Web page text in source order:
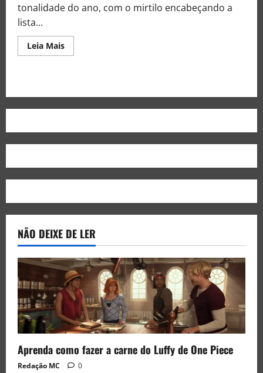
tonalidade do ano, com o mirtilo encabeçando a
lista...
Leia Mais
NÃO DEIXE DE LER
Aprenda como fazer a carne do Luffy de One Piece
Redação MC 0